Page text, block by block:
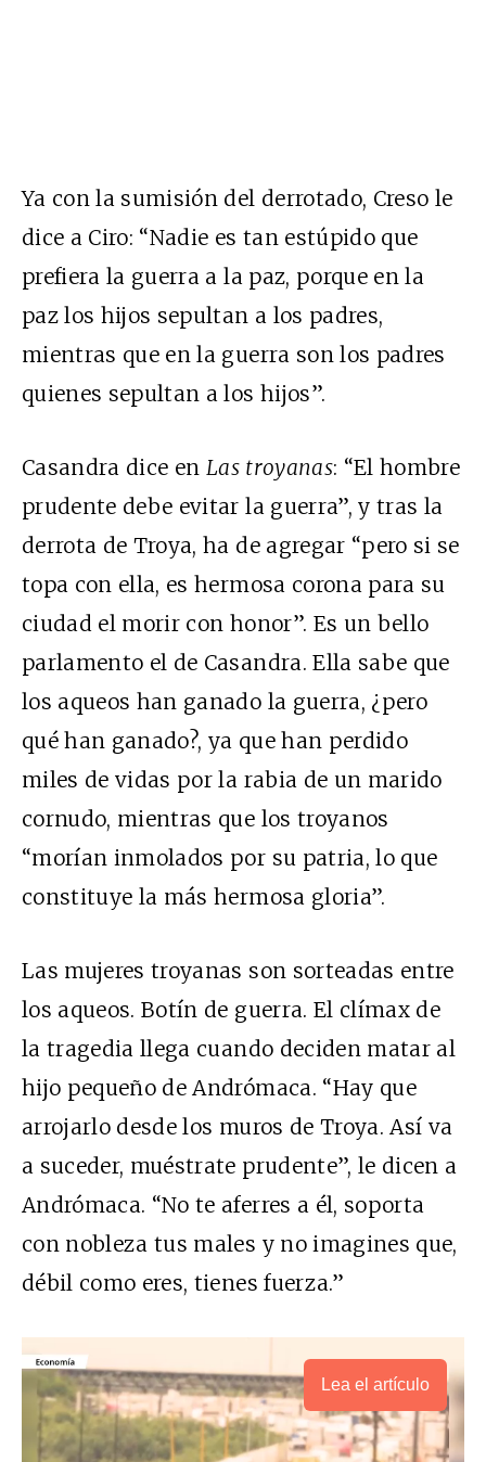
Ya con la sumisión del derrotado, Creso le
dice a Ciro: “Nadie es tan estúpido que
prefiera la guerra a la paz, porque en la
paz los hijos sepultan a los padres,
mientras que en la guerra son los padres
quienes sepultan a los hijos”.
Casandra dice en Las troyanas: “El hombre
prudente debe evitar la guerra”, y tras la
derrota de Troya, ha de agregar “pero si se
topa con ella, es hermosa corona para su
ciudad el morir con honor”. Es un bello
parlamento el de Casandra. Ella sabe que
los aqueos han ganado la guerra, ¿pero
qué han ganado?, ya que han perdido
miles de vidas por la rabia de un marido
cornudo, mientras que los troyanos
“morían inmolados por su patria, lo que
constituye la más hermosa gloria”.
Las mujeres troyanas son sorteadas entre
los aqueos. Botín de guerra. El clímax de
la tragedia llega cuando deciden matar al
hijo pequeño de Andrómaca. “Hay que
arrojarlo desde los muros de Troya. Así va
a suceder, muéstrate prudente”, le dicen a
Andrómaca. “No te aferres a él, soporta
con nobleza tus males y no imagines que,
débil como eres, tienes fuerza.”
Lea el artículo